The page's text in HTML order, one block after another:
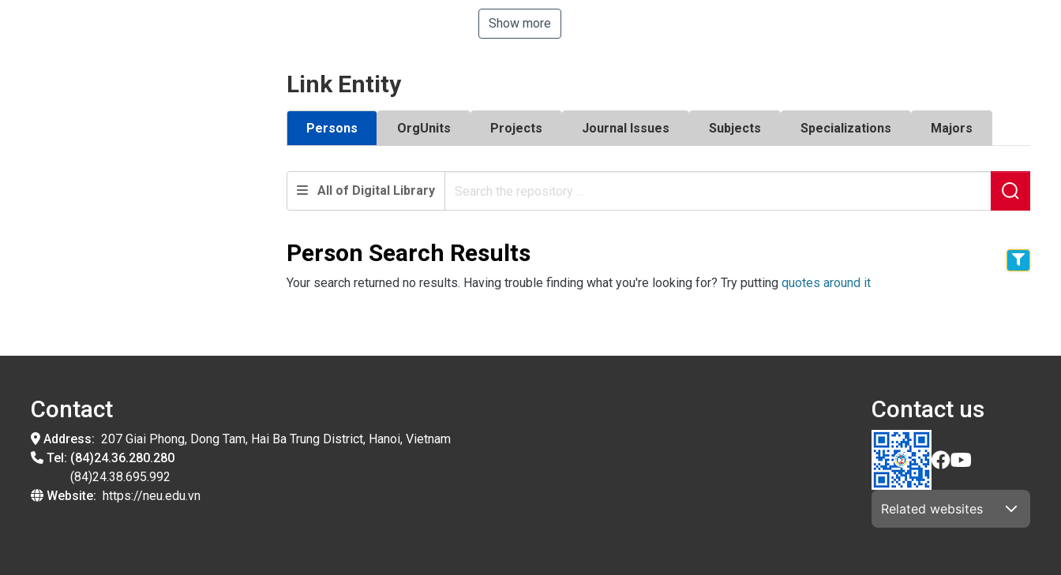
Show more
Link Entity
Persons OrgUnits Projects Journal Issues Subjects Specializations Majors
All of Digital Library
Person Search Results
Your search returned no results. Having trouble finding what you're looking for? Try putting quotes around it
Contact
Address: 207 Giai Phong, Dong Tam, Hai Ba Trung District, Hanoi, Vietnam
Tel: (84)24.36.280.280
(84)24.38.695.992
Website: https://neu.edu.vn
Contact us
Related websites